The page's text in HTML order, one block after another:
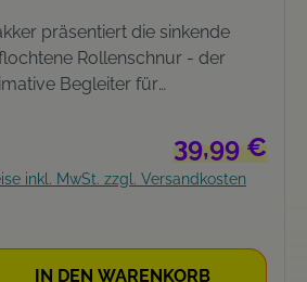
präsentiert die sinkende
Rollenschnur - der
Begleiter für
entwickelt, vereint diese
Stärke,
und außergewöhnliche
Knotenfestigkeit und
Regulärer
39,99 €
inkl. MwSt. zzgl. Versandkosten
IN DEN WARENKORB